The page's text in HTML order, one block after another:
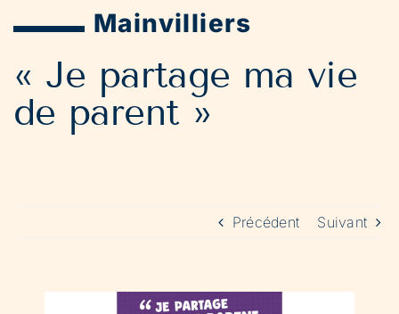
Mainvilliers
« Je partage ma vie
de parent »
Précédent Suivant